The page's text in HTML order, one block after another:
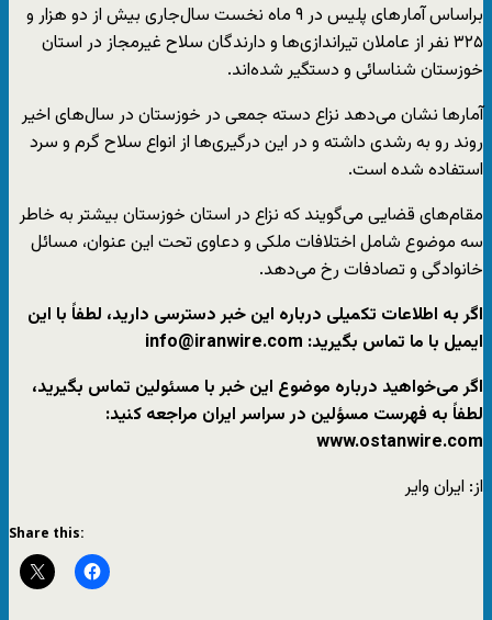
براساس آمار‌های پلیس در ۹ ماه نخست سال‌جاری بیش از دو هزار و
۳۲۵ نفر از عاملان تیراندازی‌ها و دارندگان سلاح غیرمجاز در استان
خوزستان شناسائی و دستگیر شده‌اند.
آمارها نشان می‌دهد نزاع دسته جمعی در خوزستان در سال‌های اخیر
روند رو به رشدی داشته و در این درگیری‌ها از انواع سلاح گرم و سرد
استفاده شده است.
مقام‌های قضایی می‌گویند که نزاع در استان خوزستان بیشتر به خاطر
سه موضوع شامل اختلافات ملکی و دعاوی تحت این عنوان، مسائل
خانوادگی و تصادفات رخ می‌دهد.
اگر به اطلاعات تکمیلی درباره این خبر دسترسی دارید، لطفاً با این
ایمیل با ما تماس بگیرید: info@iranwire.com
اگر می‌خواهید درباره موضوع این خبر با مسئولین تماس بگیرید،
لطفاً به فهرست مسؤلین در سراسر ایران مراجعه کنید:
www.ostanwire.com
از: ایران وایر
Share this: